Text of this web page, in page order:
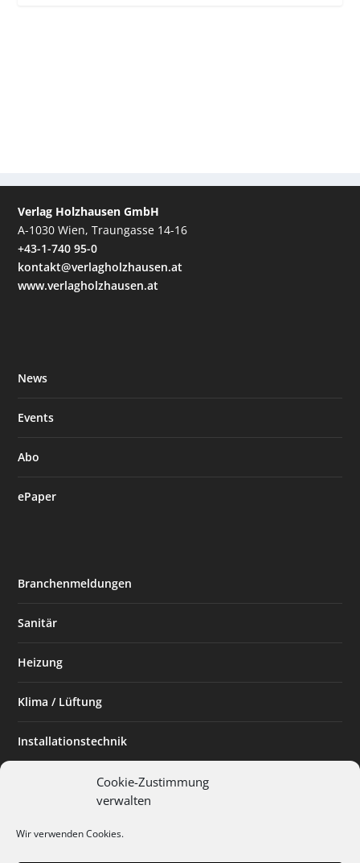
Cookie-Zustimmung
verwalten
Wir verwenden Cookies.
Verlag Holzhausen GmbH
A-1030 Wien, Traungasse 14-16
+43-1-740 95-0
kontakt@verlagholzhausen.at
www.verlagholzhausen.at
News
Events
Abo
ePaper
Branchenmeldungen
Sanitär
Heizung
Klima / Lüftung
Installationstechnik
Planen & Bauen
Installateur des Monats